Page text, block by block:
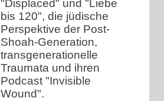
"Displaced" und "Liebe
bis 120", die jüdische
Perspektive der Post-
Shoah-Generation,
transgenerationelle
Traumata und ihren
Podcast "Invisible
Wound".